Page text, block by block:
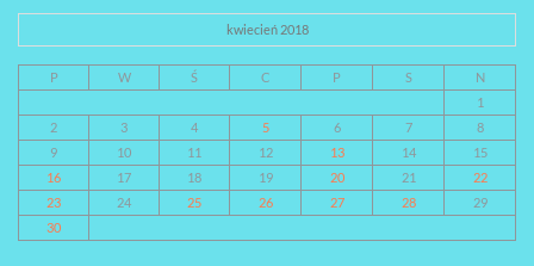
kwiecień 2018
P W Ś C P S
N
1
2
3 4 5 6 7
8
9
10 11 12 13 14
15
16
17 18 19 20 21
22
23
24 25 26 27 28
29
30